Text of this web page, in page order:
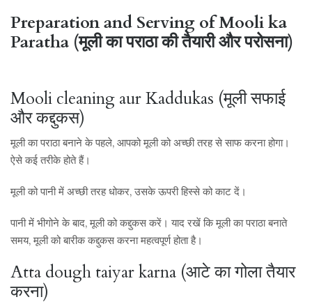
Preparation and Serving of Mooli ka
Paratha (मूली का पराठा की तैयारी और परोसना)
Mooli cleaning aur Kaddukas (मूली सफाई
और कद्दुकस)
मूली का पराठा बनाने के पहले, आपको मूली को अच्छी तरह से साफ करना होगा।
ऐसे कई तरीके होते हैं।
मूली को पानी में अच्छी तरह धोकर, उसके ऊपरी हिस्से को काट दें।
पानी में भीगोने के बाद, मूली को कद्दुकस करें। याद रखें कि मूली का पराठा बनाते
समय, मूली को बारीक कद्दुकस करना महत्वपूर्ण होता है।
Atta dough taiyar karna (आटे का गोला तैयार
करना)